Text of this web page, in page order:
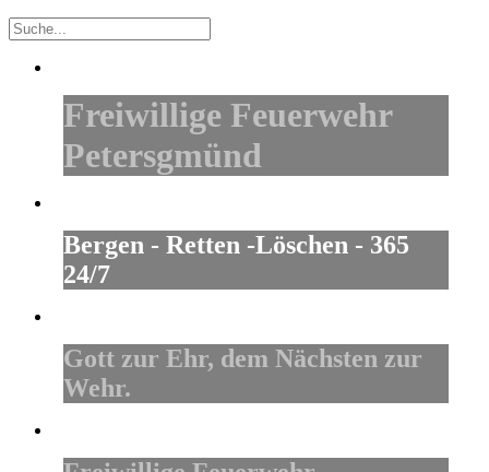
Freiwillige Feuerwehr
Petersgmünd
Bergen - Retten -Löschen - 365
24/7
Gott zur Ehr, dem Nächsten zur
Wehr.